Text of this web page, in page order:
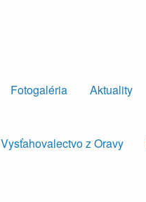
Fotogaléria Aktuality
Vysťahovalectvo z Oravy